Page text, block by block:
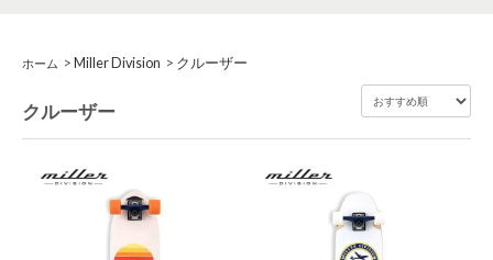
ホーム > Miller Division > クルーザー
クルーザー